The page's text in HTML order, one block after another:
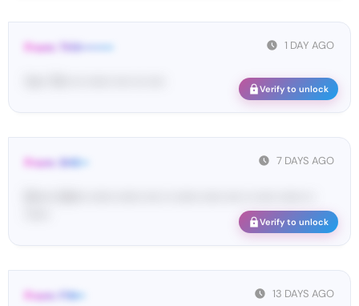
1 DAY AGO
From: THX••••••••
Verify to unlock
7 DAYS AGO
From: SHE••
Verify to unlock
13 DAYS AGO
From: FIN••